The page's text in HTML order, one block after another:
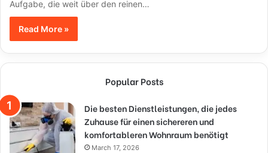
Aufgabe, die weit über den reinen…
Read More »
Popular Posts
Die besten Dienstleistungen, die jedes
Zuhause für einen sichereren und
komfortableren Wohnraum benötigt
March 17, 2026